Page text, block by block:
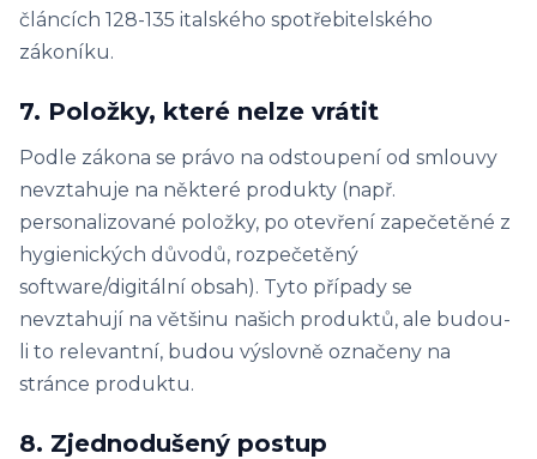
článcích 128-135 italského spotřebitelského
zákoníku.
7. Položky, které nelze vrátit
Podle zákona se právo na odstoupení od smlouvy
nevztahuje na některé produkty (např.
personalizované položky, po otevření zapečetěné z
hygienických důvodů, rozpečetěný
software/digitální obsah). Tyto případy se
nevztahují na většinu našich produktů, ale budou-
li to relevantní, budou výslovně označeny na
stránce produktu.
8. Zjednodušený postup